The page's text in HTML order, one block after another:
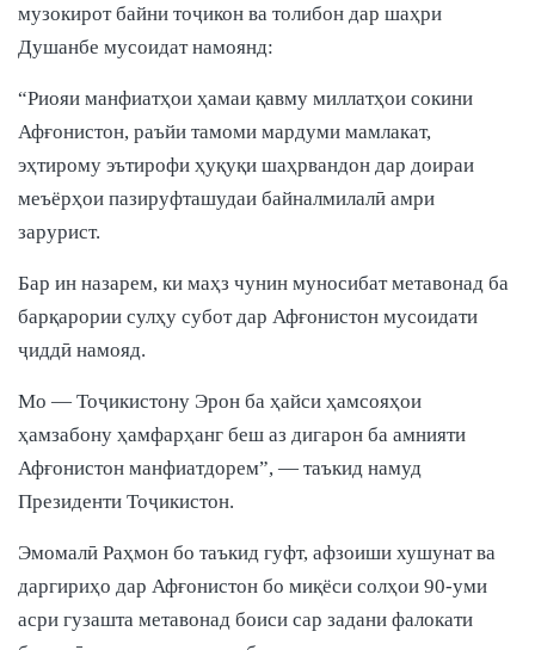
музокирот байни тоҷикон ва толибон дар шаҳри
Душанбе мусоидат намоянд:
“Риояи манфиатҳои ҳамаи қавму миллатҳои сокини
Афғонистон, раъйи тамоми мардуми мамлакат,
эҳтирому эътирофи ҳуқуқи шаҳрвандон дар доираи
меъёрҳои пазируфташудаи байналмилалӣ амри
зарурист.
Бар ин назарем, ки маҳз чунин муносибат метавонад ба
барқарории сулҳу субот дар Афғонистон мусоидати
ҷиддӣ намояд.
Мо — Тоҷикистону Эрон ба ҳайси ҳамсояҳои
ҳамзабону ҳамфарҳанг беш аз дигарон ба амнияти
Афғонистон манфиатдорем”, — таъкид намуд
Президенти Тоҷикистон.
Эмомалӣ Раҳмон бо таъкид гуфт, афзоиши хушунат ва
даргириҳо дар Афғонистон бо миқёси солҳои 90-уми
асри гузашта метавонад боиси сар задани фалокати